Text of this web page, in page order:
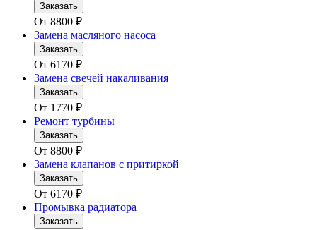
Заказать
От 8800 ₽
Замена масляного насоса
Заказать
От 6170 ₽
Замена свечей накаливания
Заказать
От 1770 ₽
Ремонт турбины
Заказать
От 8800 ₽
Замена клапанов с притиркой
Заказать
От 6170 ₽
Промывка радиатора
Заказать